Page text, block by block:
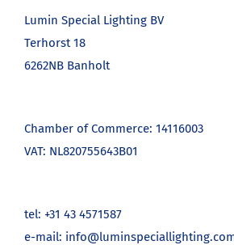
Lumin Special Lighting BV
Terhorst 18
6262NB Banholt
Chamber of Commerce: 14116003
VAT: NL820755643B01
tel: +31 43 4571587
e-mail: